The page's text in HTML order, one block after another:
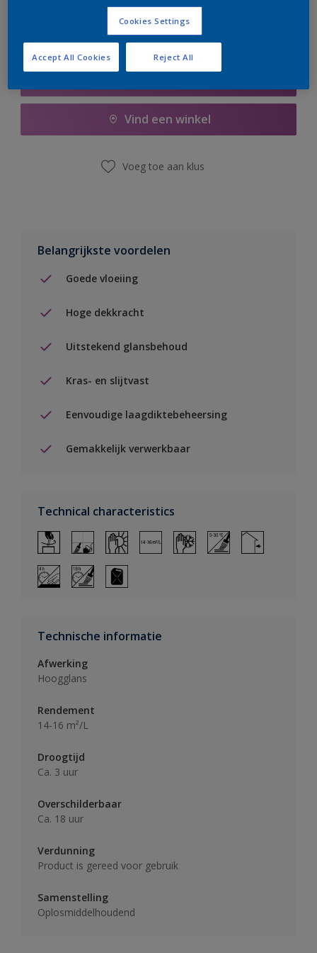
Vind een winkel
Voeg toe aan klus
Belangrijkste voordelen
Goede vloeiing
Hoge dekkracht
Uitstekend glansbehoud
Kras- en slijtvast
Eenvoudige laagdiktebeheersing
Gemakkelijk verwerkbaar
Technical characteristics
Technische informatie
Afwerking
Hoogglans
Rendement
14-16 m²/L
Droogtijd
Ca. 3 uur
Overschilderbaar
Ca. 18 uur
Verdunning
Product is gereed voor gebruik
Samenstelling
Oplosmiddelhoudend
Cookies Settings
Reject All
Accept All Cookies